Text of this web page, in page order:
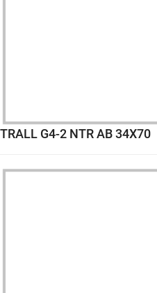
TRALL G4-2 NTR AB 34X70